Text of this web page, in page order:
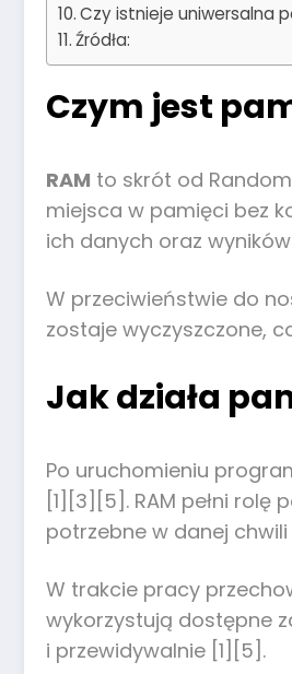
Czy istnieje uniwersalna
Źródła:
Czym jest
RAM to skrót od
miejsca w pamięci bez
ich danych oraz
W przeciwieństwie do
zostaje wyczyszczone,
Jak działa
Po uruchomieniu
[1][3][5]. RAM pełni
potrzebne w danej
W trakcie pracy
wykorzystują dostępne
i przewidywalnie [1][5].